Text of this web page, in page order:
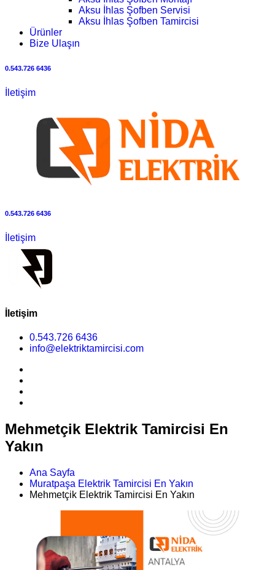
Aksu İhlas Şofben Servisi
Aksu İhlas Şofben Tamircisi
Ürünler
Bize Ulaşın
0.543.726 6436
İletişim
0.543.726 6436
İletişim
İletişim
0.543.726 6436
info@elektriktamircisi.com
Mehmetçik Elektrik Tamircisi En
Yakın
Ana Sayfa
Muratpaşa Elektrik Tamircisi En Yakın
Mehmetçik Elektrik Tamircisi En Yakın